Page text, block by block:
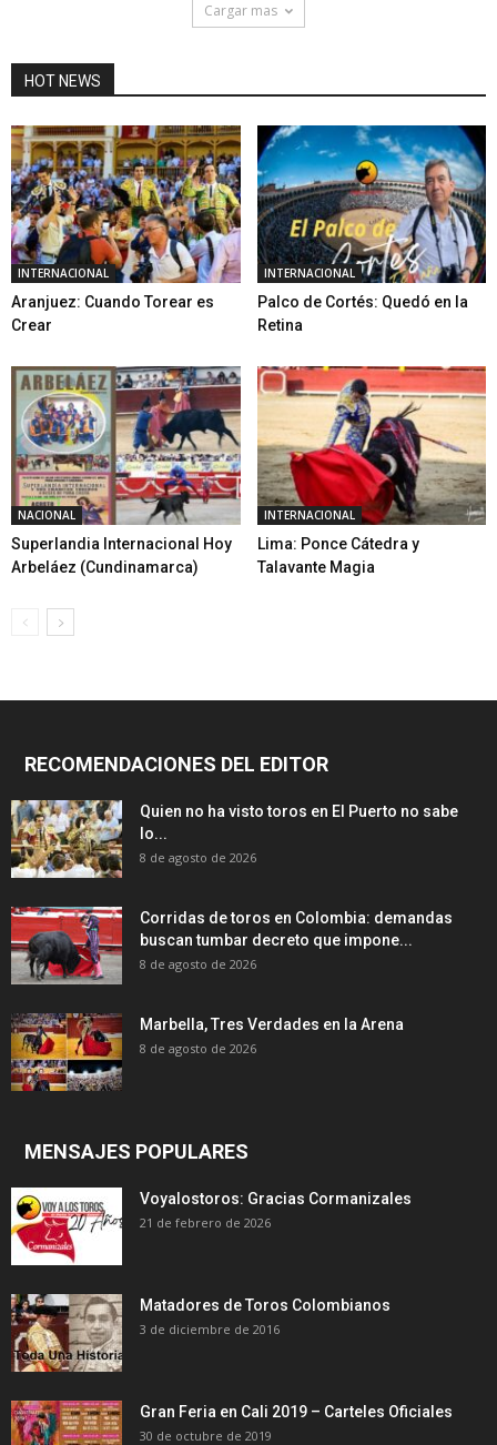
Cargar mas
HOT NEWS
INTERNACIONAL
Aranjuez: Cuando Torear es
Crear
INTERNACIONAL
Palco de Cortés: Quedó en la
Retina
NACIONAL
Superlandia Internacional Hoy
Arbeláez (Cundinamarca)
INTERNACIONAL
Lima: Ponce Cátedra y
Talavante Magia
RECOMENDACIONES DEL EDITOR
Quien no ha visto toros en El Puerto no sabe
lo...
8 de agosto de 2026
Corridas de toros en Colombia: demandas
buscan tumbar decreto que impone...
8 de agosto de 2026
Marbella, Tres Verdades en la Arena
8 de agosto de 2026
MENSAJES POPULARES
Voyalostoros: Gracias Cormanizales
21 de febrero de 2026
Matadores de Toros Colombianos
3 de diciembre de 2016
Gran Feria en Cali 2019 – Carteles Oficiales
30 de octubre de 2019